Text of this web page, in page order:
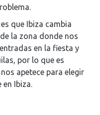
que Ibiza cambia
la zona donde nos
en la fiesta y
por lo que es
apetece para elegir
Ibiza.